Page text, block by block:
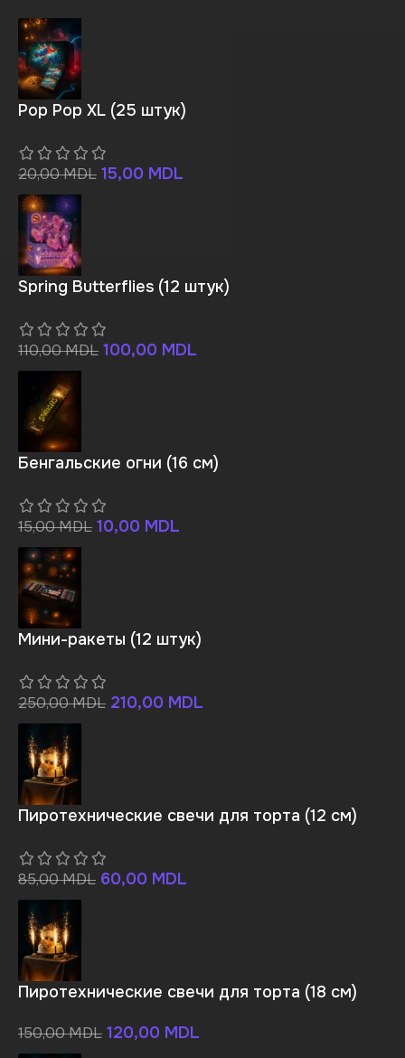
Pop Pop XL (25 штук)
20,00MDL 15,00 MDL
Spring Butterflies (12 штук)
110,00MDL 100,00 MDL
Бенгальские огни (16 см)
15,00MDL 10,00 MDL
Мини-ракеты (12 штук)
250,00MDL 210,00 MDL
Пиротехнические свечи для торта (12 см)
85,00MDL 60,00 MDL
Пиротехнические свечи для торта (18 см)
150,00MDL 120,00 MDL